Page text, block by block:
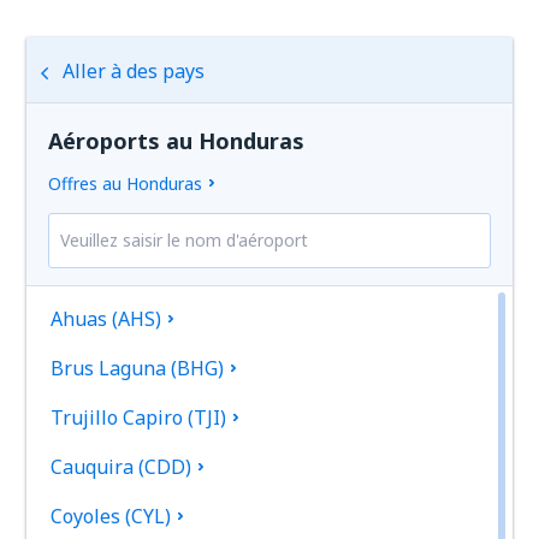
Aller à des pays
Aéroports au Honduras
Offres au Honduras
Ahuas (AHS)
Brus Laguna (BHG)
Trujillo Capiro (TJI)
Cauquira (CDD)
Coyoles (CYL)